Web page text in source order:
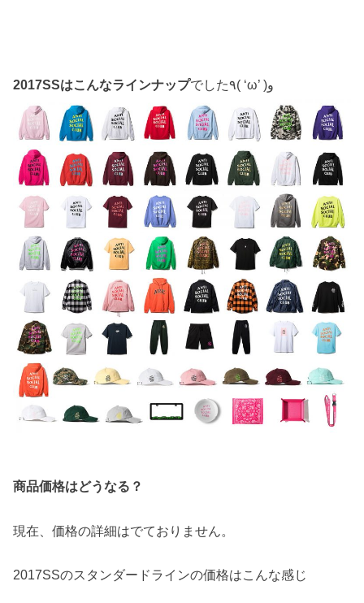
2017SSはこんなラインナップ でした٩( ‘ω’ )و
商品価格はどうなる？
現在、価格の詳細はでておりません。
2017SSのスタンダードラインの価格はこんな感じ